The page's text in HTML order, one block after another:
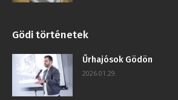
Gödi történetek
Űrhajósok Gödön
2026.01.29.